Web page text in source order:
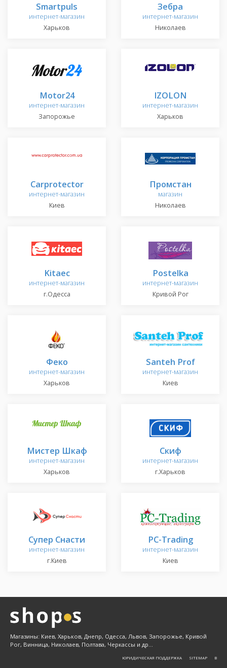
Smartpuls
интернет-магазин
Харьков
Зебра
интернет-магазин
Николаев
Motor24
интернет-магазин
Запорожье
IZOLON
интернет-магазин
Харьков
Carprotector
интернет-магазин
Киев
Промстан
магазин
Николаев
Kitaec
интернет-магазин
г.Одесса
Postelka
интернет-магазин
Кривой Рог
Феко
интернет-магазин
Харьков
Santeh Prof
интернет-магазин
Киев
Мистер Шкаф
интернет-магазин
Харьков
Скиф
интернет-магазин
г.Харьков
Супер Снасти
интернет-магазин
г.Киев
PC-Trading
интернет-магазин
Киев
Магазины: Киев, Харьков, Днепр, Одесса, Львов, Запорожье, Кривой
Рог, Винница, Николаев, Полтава, Черкассы и др...
ЮРИДИЧЕСКАЯ ПОДДЕРЖКА SITEMAP Β